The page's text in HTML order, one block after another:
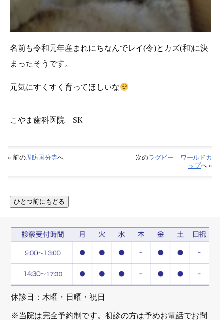
名前も令和元年産まれにちなんでレイ(令)とカズ(和)に決
まったそうです。
元気にすくすく育ってほしいな
こやま歯科医院 SK
« 前の周防国分寺へ 次のラグビー ワールドカ
ップへ »
休診日：木曜・日曜・祝日
※当院は完全予約制です。初診の方は予めお電話でお問